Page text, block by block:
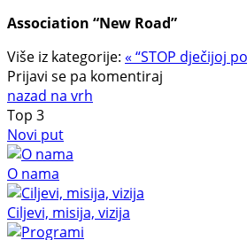
Association “New Road”
Više iz kategorije: « “STOP dječijoj
Prijavi se pa komentiraj
nazad na vrh
Top 3
Novi put
O nama
Ciljevi, misija, vizija